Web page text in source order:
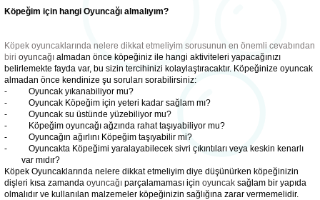
Köpeğim için hangi Oyuncağı almalıyım?
Köpek oyuncaklarında nelere dikkat etmeliyim sorusunun en önemli cevabından
biri oyuncağı almadan önce köpeğiniz ile hangi aktiviteleri yapacağınızı
belirlemekte fayda var, bu sizin tercihinizi kolaylaştıracaktır. Köpeğinize oyuncak
almadan önce kendinize şu soruları sorabilirsiniz:
- Oyuncak yıkanabiliyor mu?
- Oyuncak Köpeğim için yeteri kadar sağlam mı?
- Oyuncak su üstünde yüzebiliyor mu?
- Köpeğim oyuncağı ağzında rahat taşıyabiliyor mu?
- Oyuncağın ağırlını Köpeğim taşıyabilir mi?
- Oyuncakta Köpeğimi yaralayabilecek sivri çıkıntıları veya keskin kenarlı
var mıdır?
Köpek Oyuncaklarında nelere dikkat etmeliyim diye düşünürken köpeğinizin
dişleri kısa zamanda oyuncağı parçalamaması için oyuncak sağlam bir yapıda
olmalıdır ve kullanılan malzemeler köpeğinizin sağlığına zarar vermemelidir.